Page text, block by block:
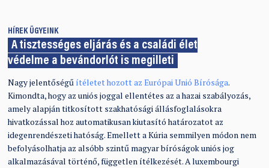
HÍREK ÜGYEINK
A tisztességes eljárás és a családi élet
védelme a bevándorlót is megilleti
Nagy jelentőségű ítéletet hozott az Európai Unió Bírósága.
Kimondta, hogy az uniós joggal ellentétes az a hazai szabályozás,
amely alapján titkosított szakhatósági állásfoglalásokra
hivatkozással hoz automatikusan kiutasító határozatot az
idegenrendészeti hatóság. Emellett a Kúria semmilyen módon nem
befolyásolhatja az alsóbb szintű magyar bíróságok uniós jog
alkalmazásával történő, független ítélkezését. A luxembourgi